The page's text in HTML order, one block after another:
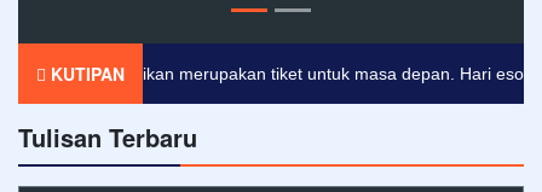
KUTIPAN
Pendidikan merupakan tiket untuk masa depan. Hari esok
Tulisan Terbaru